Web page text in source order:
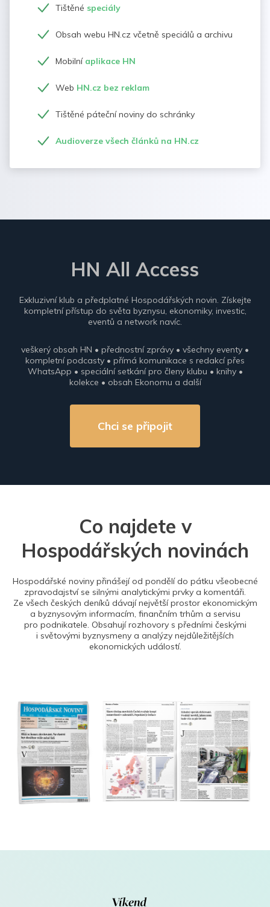
Tištěné speciály
Obsah webu HN.cz včetně speciálů a archivu
Mobilní aplikace HN
Web HN.cz bez reklam
Tištěné páteční noviny do schránky
Audioverze všech článků na HN.cz
HN All Access
Exkluzivní klub a předplatné Hospodářských novin. Získejte
kompletní přístup do světa byznysu, ekonomiky, investic,
eventů a network navíc.
veškerý obsah HN • přednostní zprávy • všechny eventy •
kompletní podcasty • přímá komunikace s redakcí přes
WhatsApp • speciální setkání pro členy klubu • knihy •
kolekce • obsah Ekonomu a další
Chci se připojit
Co najdete v
Hospodářských novinách
Hospodářské noviny přinášejí od pondělí do pátku všeobecné
zpravodajství se silnými analytickými prvky a komentáři.
Ze všech českých deníků dávají největší prostor ekonomickým
a byznysovým informacím, finančním trhům a servisu
pro podnikatele. Obsahují rozhovory s předními českými
i světovými byznysmeny a analýzy nejdůležitějších
ekonomických událostí.